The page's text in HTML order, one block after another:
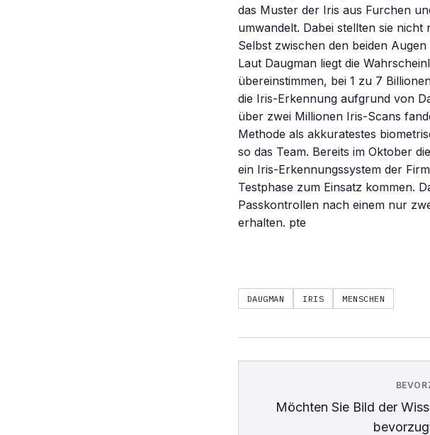
das Muster der Iris aus Furchen
umwandelt. Dabei stellten sie nicht
Selbst zwischen den beiden
Laut Daugman liegt die
übereinstimmen, bei 1 zu 7
die Iris-Erkennung aufgrund von
über zwei Millionen Iris-Scans
Methode als akkuratestes
so das Team. Bereits im Oktober
ein Iris-Erkennungssystem der
Testphase zum Einsatz kommen.
Passkontrollen nach einem nur
erhalten. pte
DAUGMAN IRIS MENSCHEN
Möchten Sie Bild der